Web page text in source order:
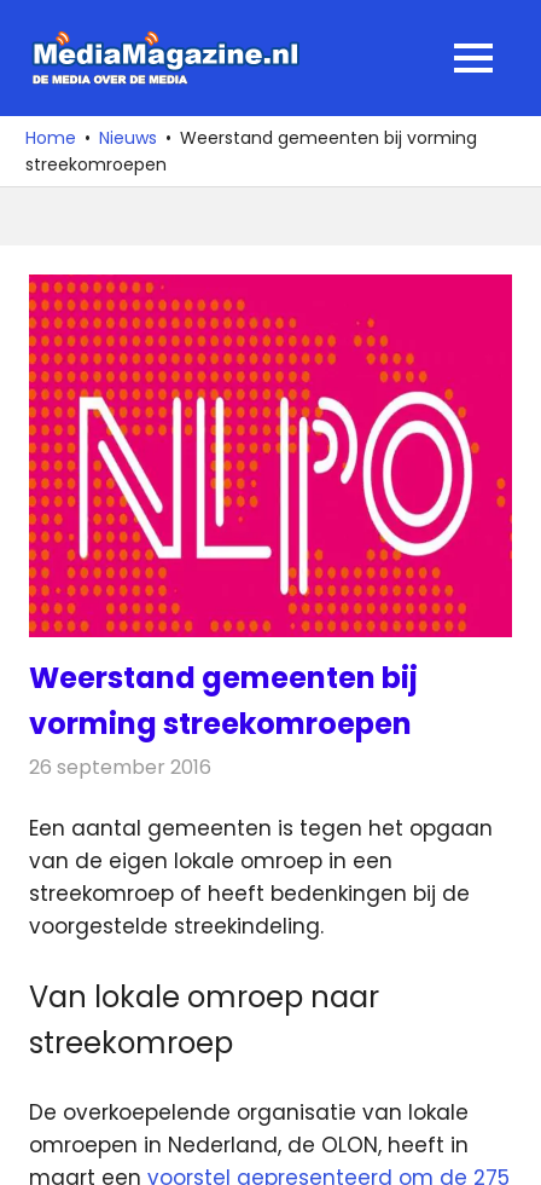
naar
media
over
de
MENU
Home Nieuws
Weerstand gemeenten bij vorming
streekomroepen
Weerstand gemeenten bij
vorming streekomroepen
26 september 2016
Een aantal gemeenten is tegen het opgaan
van de eigen lokale omroep in een
streekomroep of heeft bedenkingen bij de
voorgestelde streekindeling.
Van lokale omroep naar
streekomroep
De overkoepelende organisatie van lokale
omroepen in Nederland, de OLON, heeft in
maart een voorstel gepresenteerd om de 275